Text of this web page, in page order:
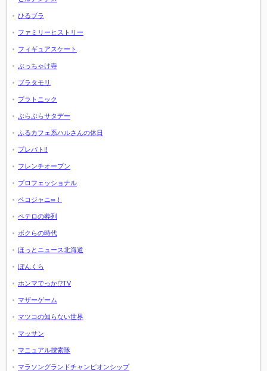
ひるブラ
ファミリーヒストリー
フィギュアスケート
ぶっちゃけ寺
ブラタモリ
プラトニック
ぶらぶらサタデー
ふるカフェ系ハルさんの休日
プレバト!!
フレンチオープン
プロフェッショナル
ペコジャニ∞！
ペテロの葬列
ボクらの時代
ほっとニュース北海道
ぼんくら
ホンマでっか!?TV
マザーゲーム
マツコの知らない世界
マッサン
マニュアル捜索隊
マラソングランドチャンピオンシップ